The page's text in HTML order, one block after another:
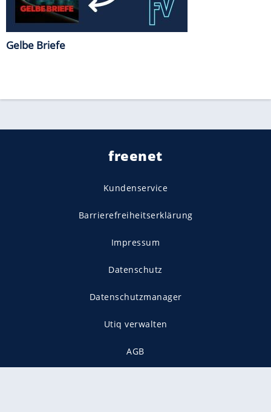
Gelbe Briefe
freenet
Kundenservice
Barrierefreiheitserklärung
Impressum
Datenschutz
Datenschutzmanager
Utiq verwalten
AGB